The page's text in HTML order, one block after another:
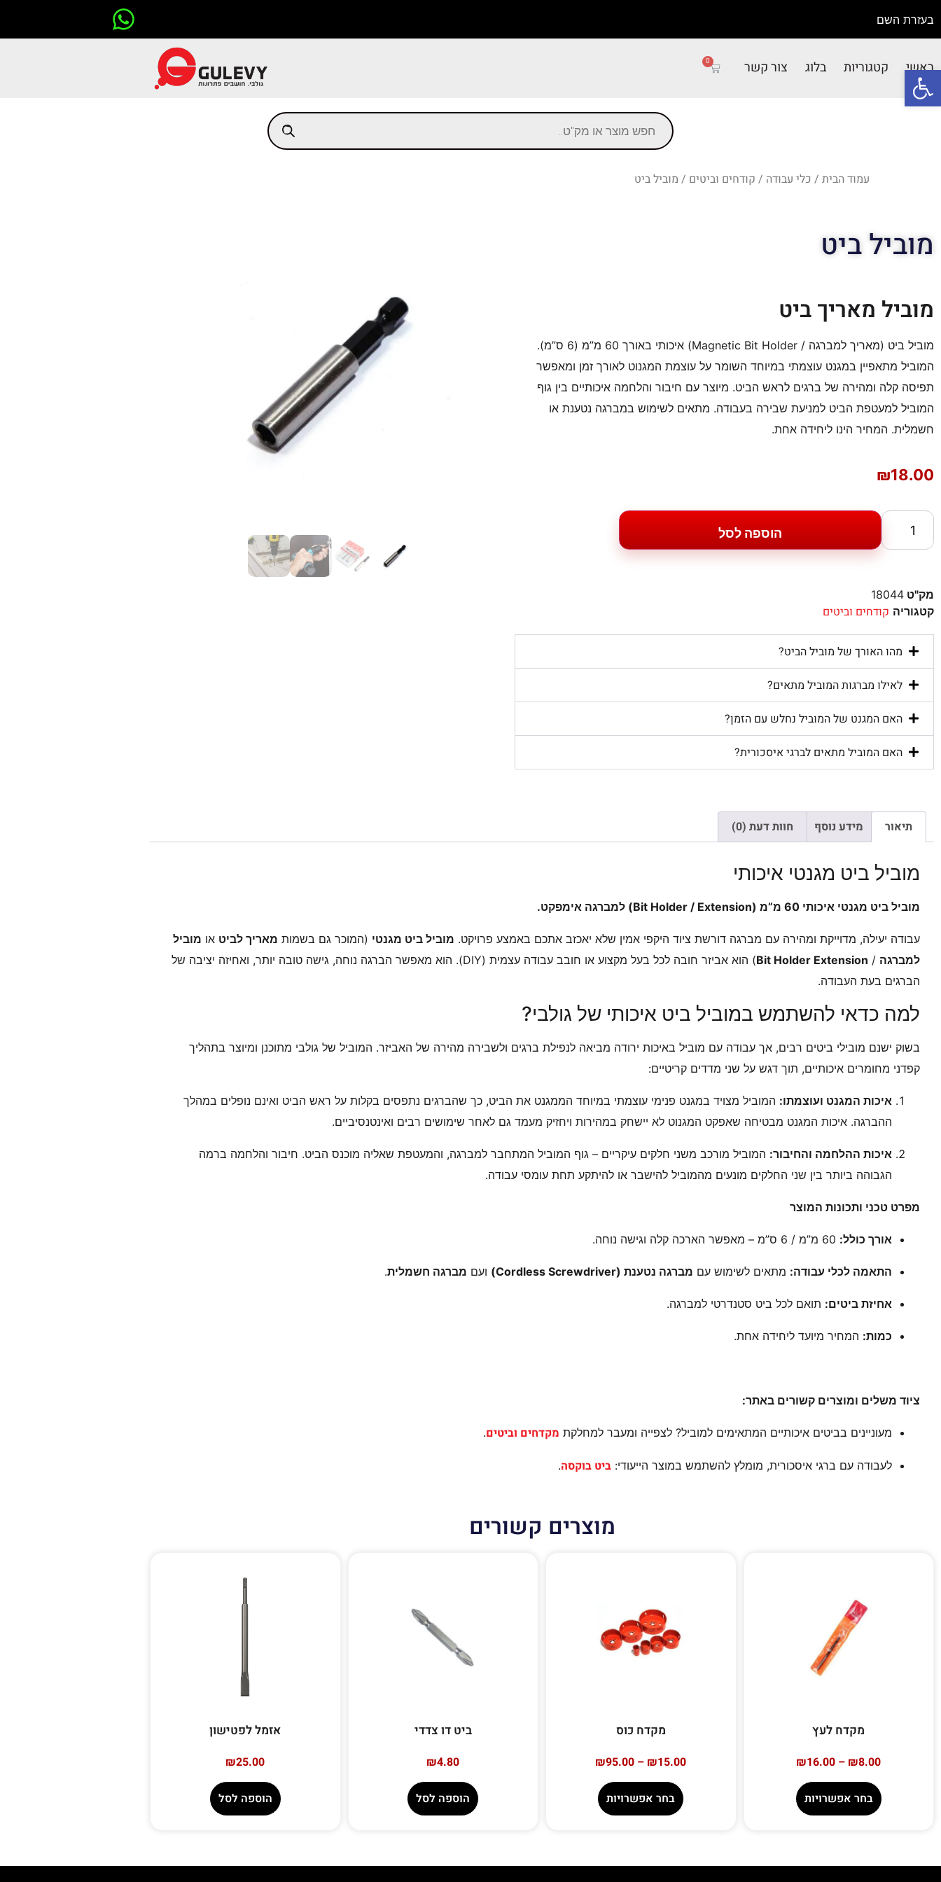
פתח סרגל נגישות
בעזרת השם
ראשי קטגוריות בלוג צור קשר 0
עמוד הבית / כלי עבודה / קודחים וביטים / מוביל ביט
מוביל ביט
מוביל מאריך ביט
מוביל ביט (מאריך למברגה / Magnetic Bit Holder) איכותי באורך 60 מ”מ (6 ס”מ).
המוביל מתאפיין במגנט עוצמתי במיוחד השומר על עוצמת המגנוט לאורך זמן ומאפשר
תפיסה קלה ומהירה של ברגים לראש הביט. מיוצר עם חיבור והלחמה איכותיים בין גוף
המוביל למעטפת הביט למניעת שבירה בעבודה. מתאים לשימוש במברגה נטענת או
חשמלית. המחיר הינו ליחידה אחת.
₪18.00
הוספה לסל
מק"ט 18044
קטגוריה קודחים וביטים
מהו האורך של מוביל הביט?
לאילו מברגות המוביל מתאים?
האם המגנט של המוביל נחלש עם הזמן?
האם המוביל מתאים לברגי איסכורית?
תיאור מידע נוסף חוות דעת (0)
מוביל ביט מגנטי איכותי
מוביל ביט מגנטי איכותי 60 מ”מ (Bit Holder / Extension) למברגה אימפקט.
עבודה יעילה, מדוייקת ומהירה עם מברגה דורשת ציוד היקפי אמין שלא יאכזב אתכם באמצע פרויקט. מוביל ביט מגנטי (המוכר גם בשמות מאריך לביט או מוביל
למברגה /
Bit Holder Extension
) הוא אביזר חובה לכל בעל מקצוע או חובב עבודה עצמית (DIY). הוא מאפשר הברגה נוחה, גישה טובה יותר, ואחיזה יציבה של
הברגים בעת העבודה.
למה כדאי להשתמש במוביל ביט איכותי של גולבי?
בשוק ישנם מובילי ביטים רבים, אך עבודה עם מוביל באיכות ירודה מביאה לנפילת ברגים ולשבירה מהירה של האביזר. המוביל של גולבי מתוכנן ומיוצר בתהליך
קפדני מחומרים איכותיים, תוך דגש על שני מדדים קריטיים:
איכות המגנט ועוצמתו: המוביל מצויד במגנט פנימי עוצמתי במיוחד הממגנט את הביט, כך שהברגים נתפסים בקלות על ראש הביט ואינם נופלים במהלך
ההברגה. איכות המגנט מבטיחה שאפקט המגנוט לא יישחק במהירות ויחזיק מעמד גם לאחר שימושים רבים ואינטנסיביים.
איכות ההלחמה והחיבור: המוביל מורכב משני חלקים עיקריים – גוף המוביל המתחבר למברגה, והמעטפת שאליה מוכנס הביט. חיבור והלחמה ברמה
הגבוהה ביותר בין שני החלקים מונעים מהמוביל להישבר או להיתקע תחת עומסי עבודה.
מפרט טכני ותכונות המוצר
אורך כולל:
התאמה לכלי עבודה: מתאים לשימוש עם מברגה נטענת (Cordless Screwdriver) ועם מברגה חשמלית.
אחיזת ביטים: תואם לכל ביט סטנדרטי למברגה.
כמות: המחיר מיועד ליחידה אחת.
ציוד משלים ומוצרים קשורים באתר:
מעוניינים בביטים איכותיים המתאימים למוביל? לצפייה ומעבר למחלקת מקדחים וביטים.
לעבודה עם ברגי איסכורית, מומלץ להשתמש במוצר הייעודי: ביט בוקסה.
מוצרים קשורים
מקדח לעץ
₪8.00
–
₪16.00
בחר אפשרויות
מקדח כוס
₪15.00
–
₪95.00
בחר אפשרויות
ביט דו צדדי
₪4.80
הוספה לסל
אזמל לפטישון
₪25.00
הוספה לסל